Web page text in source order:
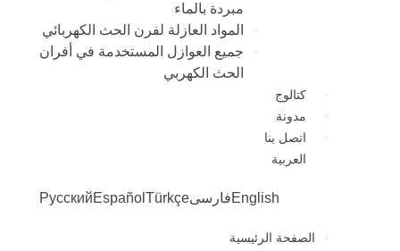
مبردة بالماء
المواد العازلة لفرن الحث الكهربائي
جميع العوازل المستخدمة في أفران
الحث الكهربي
كتالوج
مدونة
اتصل بنا
العربية
Englishفارسی РусскийEspañolTürkçe
الصفحة الرئيسية